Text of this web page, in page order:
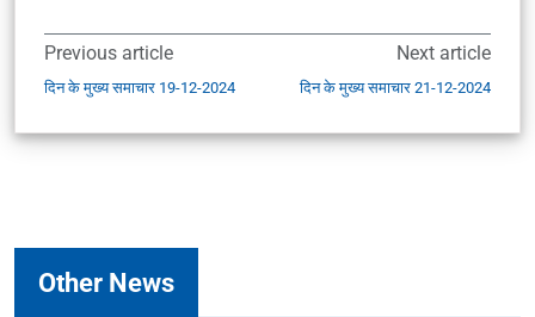
Previous article
दिन के मुख्य समाचार 19-12-2024
Next article
दिन के मुख्य समाचार 21-12-2024
Other News